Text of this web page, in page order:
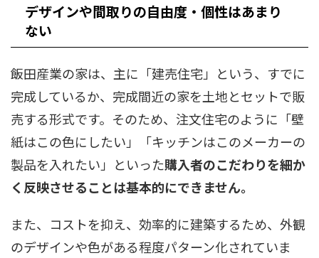
デザインや間取りの自由度・個性はあまり
ない
飯田産業の家は、主に「建売住宅」という、すでに
完成しているか、完成間近の家を土地とセットで販
売する形式です。そのため、注文住宅のように「壁
紙はこの色にしたい」「キッチンはこのメーカーの
製品を入れたい」といった購入者のこだわりを細か
く反映させることは基本的にできません。
また、コストを抑え、効率的に建築するため、外観
のデザインや色がある程度パターン化されていま